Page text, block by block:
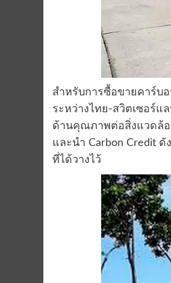
สำหรับการซื้อขายคาร์บ
ระหว่างไทย-สวิตเซอร์
ด้านคุณภาพต่อสิ่งแวดล้อ
และนำ Carbon Credit
ที่ได้วางไว้